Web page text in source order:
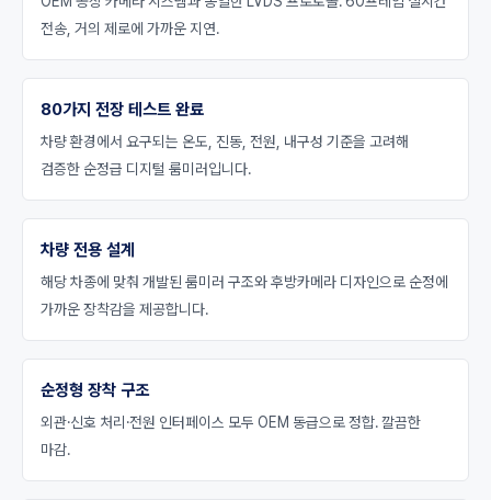
전송, 거의 제로에 가까운 지연.
80가지 전장 테스트 완료
차량 환경에서 요구되는 온도, 진동, 전원, 내구성 기준을 고려해
검증한 순정급 디지털 룸미러입니다.
차량 전용 설계
해당 차종에 맞춰 개발된 룸미러 구조와 후방카메라 디자인으로 순정에
가까운 장착감을 제공합니다.
순정형 장착 구조
외관·신호 처리·전원 인터페이스 모두 OEM 동급으로 정합. 깔끔한
마감.